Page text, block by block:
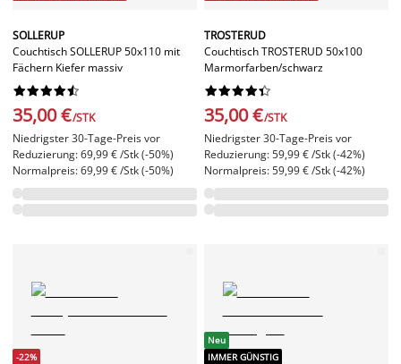
SOLLERUP
Couchtisch SOLLERUP 50x110 mit
Fächern Kiefer massiv






35,00 €/STK
Niedrigster 30-Tage-Preis vor
Reduzierung: 69,99 € /Stk (-50%)
Normalpreis: 69,99 € /Stk (-50%)
TROSTERUD
Couchtisch TROSTERUD 50x100
Marmorfarben/schwarz






35,00 €/STK
Niedrigster 30-Tage-Preis vor
Reduzierung: 59,99 € /Stk (-42%)
Normalpreis: 59,99 € /Stk (-42%)
-22%
Neu
IMMER GÜNSTIG